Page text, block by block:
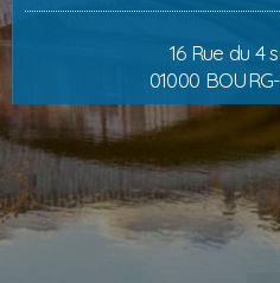
16 Rue du 4
01000